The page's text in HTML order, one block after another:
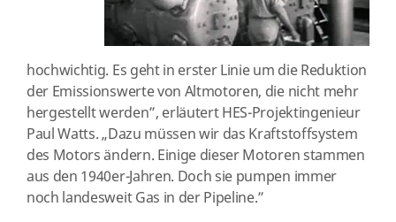
hochwichtig. Es geht in erster Linie um die Reduktion
der Emissionswerte von Altmotoren, die nicht mehr
hergestellt werden”, erläutert HES-Projektingenieur
Paul Watts. „Dazu müssen wir das Kraftstoffsystem
des Motors ändern. Einige dieser Motoren stammen
aus den 1940er-Jahren. Doch sie pumpen immer
noch landesweit Gas in der Pipeline.”